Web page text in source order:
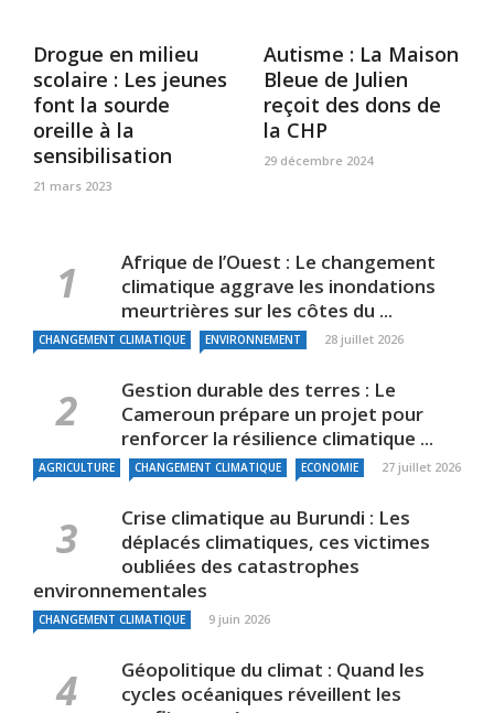
Drogue en milieu
scolaire : Les jeunes
font la sourde
oreille à la
sensibilisation
21 mars 2023
Autisme : La Maison
Bleue de Julien
reçoit des dons de
la CHP
29 décembre 2024
Afrique de l’Ouest : Le changement
climatique aggrave les inondations
meurtrières sur les côtes du ...
CHANGEMENT CLIMATIQUE ENVIRONNEMENT 28 juillet 2026
Gestion durable des terres : Le
Cameroun prépare un projet pour
renforcer la résilience climatique ...
AGRICULTURE CHANGEMENT CLIMATIQUE ECONOMIE 27 juillet 2026
Crise climatique au Burundi : Les
déplacés climatiques, ces victimes
oubliées des catastrophes
environnementales
CHANGEMENT CLIMATIQUE 9 juin 2026
Géopolitique du climat : Quand les
cycles océaniques réveillent les